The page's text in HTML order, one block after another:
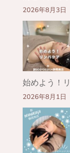
2026年8月3日
始めよう！
2026年8月1日